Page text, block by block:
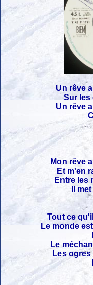
Un rêve
Sur les
Un rêve
Mon rêve
Et m'en
Entre les
Il
Tout ce
Le monde
Le
Les